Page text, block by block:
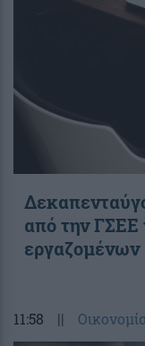
από την ΓΣΕΕ
εργαζομένων
11:58 || Οικονομία